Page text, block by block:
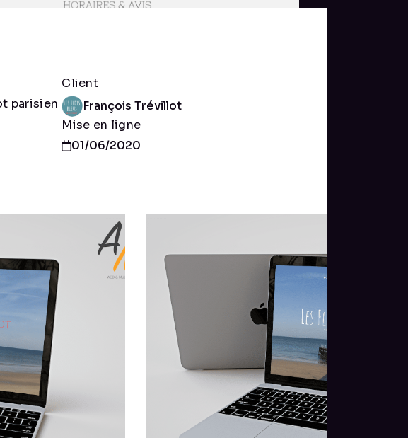
parisien
Client
François Trévillot
Mise en ligne
01/06/2020